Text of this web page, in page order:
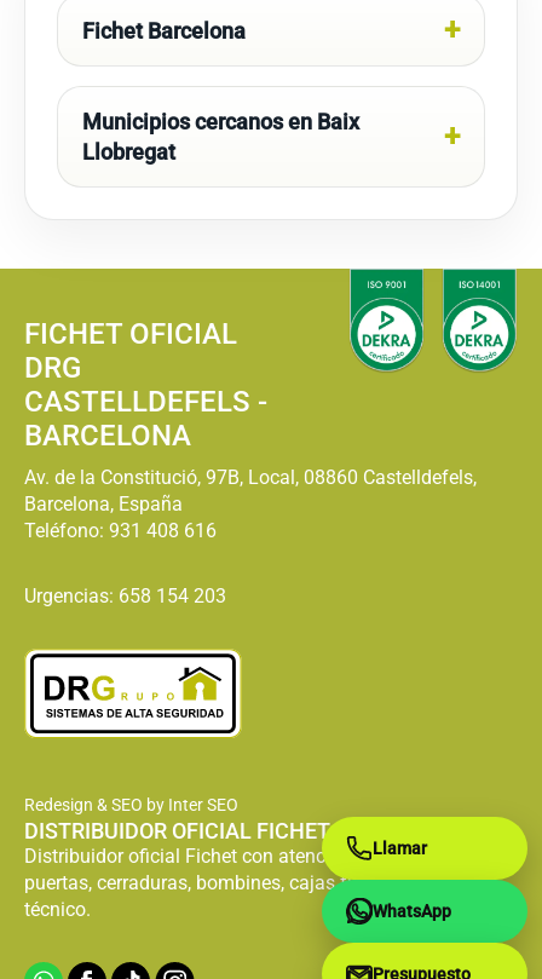
Fichet Barcelona
Municipios cercanos en Baix
Llobregat
FICHET OFICIAL
DRG
CASTELLDEFELS -
BARCELONA
Av. de la Constitució, 97B, Local, 08860 Castelldefels,
Barcelona, España
Teléfono: 931 408 616
Urgencias: 658 154 203
Redesign & SEO by Inter SEO
DISTRIBUIDOR OFICIAL FICHET
Distribuidor oficial Fichet con atención especializada en
puertas, cerraduras, bombines, cajas fuertes y servicio
técnico.
Llamar
WhatsApp
Presupuesto